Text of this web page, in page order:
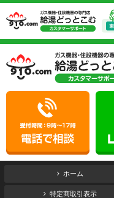
ホーム
特定商取引表示